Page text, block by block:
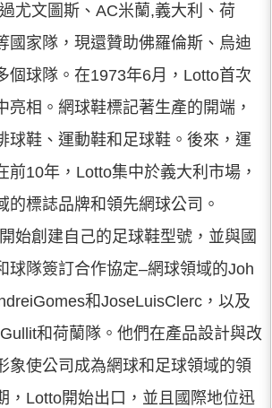
尤文圖斯、AC米蘭,義大利、荷
國家隊，現還贊助佛羅倫斯、烏迪
個球隊。在1973年6月，Lotto首次
亮相。網球鞋標記著生產的開端，
球鞋、運動鞋和足球鞋。後來，運
前10年，Lotto集中於義大利市場，
的標誌品牌和領先網球公司。
始創建自己的足球鞋型號，並與國
球隊簽訂合作協定–網球領域的Joh
和JoseLuisClerc，以及
和荷蘭隊。他們在產品設計與改
象使公司成為網球和足球領域的領
，Lotto開始出口，並且國際地位迅